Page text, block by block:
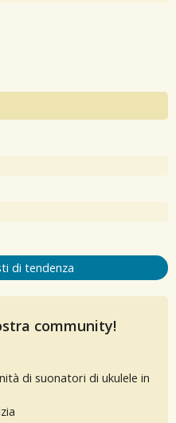
di tendenza
community!
di suonatori di ukulele in